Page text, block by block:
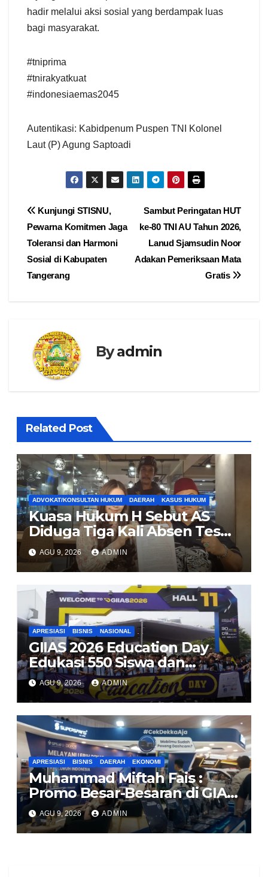
hadir melalui aksi sosial yang berdampak luas
bagi masyarakat.
#tniprima
#tnirakyatkuat
#indonesiaemas2045
Autentikasi: Kabidpenum Puspen TNI Kolonel
Laut (P) Agung Saptoadi
Navigasi
pos
Sambut Peringatan HUT
ke-80 TNI AU Tahun 2026,
Lanud Sjamsudin Noor
Adakan Pemeriksaan Mata
Gratis
Kunjungi STISNU,
Pewarna Komitmen Jaga
Toleransi dan Harmoni
Sosial di Kabupaten
Tangerang
Byadmin
Related Post
ADVOKAT/KONSULTAN HUKUM DAERAH KASUS HUKUM
Kuasa Hukum H Sebut AS
Diduga Tiga Kali Absen Tes
DNA, Minta Proses Hukum
Dibuka Secara Terang
AGU 9, 2026 ADMIN
APRESIASI BISNIS NASIONAL
GIIAS 2026 Education Day
Edukasi 550 Siswa dan
Mahasiswa Soal Teknologi EV
dan Industri Otomotif
AGU 9, 2026 ADMIN
APRESIASI BISNIS DAERAH EKONOMI
Muhammad Miftah Fais :
Promo Besar-Besaran di GIAS,
GPS.id Tawarkan Free
Instalasi Free Charge
AGU 9, 2026 ADMIN